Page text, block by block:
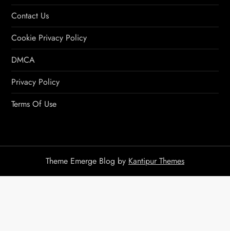
Contact Us
Cookie Privacy Policy
DMCA
Privacy Policy
Terms Of Use
Theme Emerge Blog by Kantipur Themes